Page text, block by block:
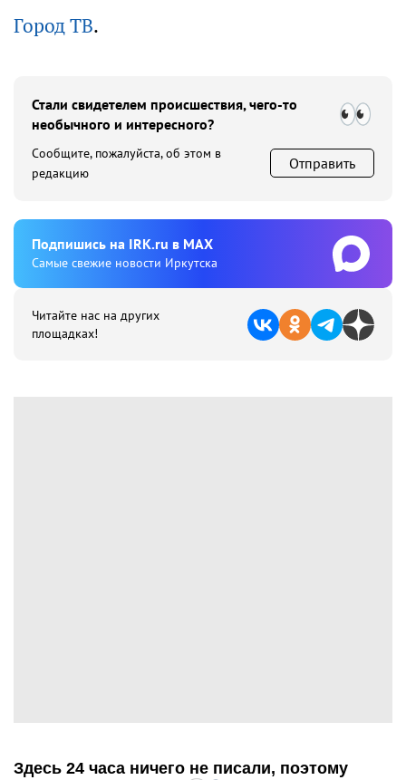
Город ТВ.
Стали свидетелем происшествия, чего-то
необычного и интересного?
Сообщите, пожалуйста, об этом в
редакцию
Отправить
Подпишиcь на IRK.ru в MAX
Cамые свежие новости Иркутска
Читайте нас на других
площадках!
Здесь 24 часа ничего не писали, поэтому